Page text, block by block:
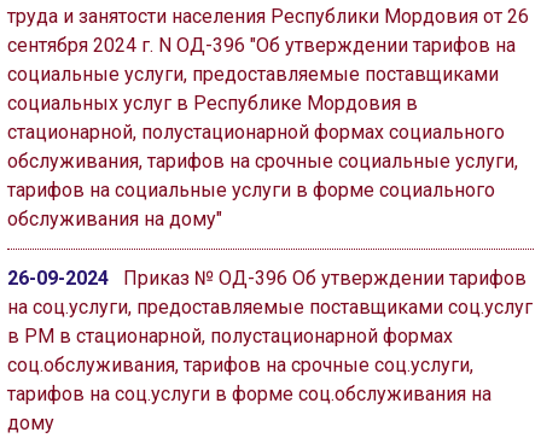
труда и занятости населения Республики Мордовия от 26
сентября 2024 г. N ОД-396 "Об утверждении тарифов на
социальные услуги, предоставляемые поставщиками
социальных услуг в Республике Мордовия в
стационарной, полустационарной формах социального
обслуживания, тарифов на срочные социальные услуги,
тарифов на социальные услуги в форме социального
обслуживания на дому"
26-09-2024
Приказ № ОД-396 Об утверждении тарифов
на соц.услуги, предоставляемые поставщиками соц.услуг
в РМ в стационарной, полустационарной формах
соц.обслуживания, тарифов на срочные соц.услуги,
тарифов на соц.услуги в форме соц.обслуживания на
дому